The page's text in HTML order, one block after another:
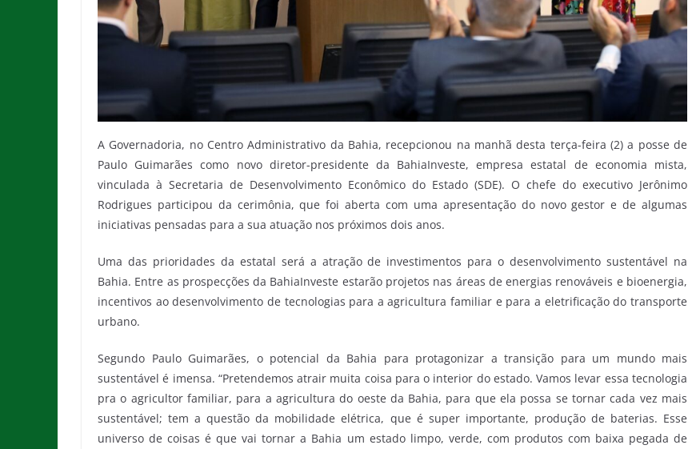
A Governadoria, no Centro Administrativo da Bahia, recepcionou na manhã desta terça-feira (2) a posse de
Paulo Guimarães como novo diretor-presidente da BahiaInveste, empresa estatal de economia mista,
vinculada à Secretaria de Desenvolvimento Econômico do Estado (SDE). O chefe do executivo Jerônimo
Rodrigues participou da cerimônia, que foi aberta com uma apresentação do novo gestor e de algumas
iniciativas pensadas para a sua atuação nos próximos dois anos.
Uma das prioridades da estatal será a atração de investimentos para o desenvolvimento sustentável na
Bahia. Entre as prospecções da BahiaInveste estarão projetos nas áreas de energias renováveis e bioenergia,
incentivos ao desenvolvimento de tecnologias para a agricultura familiar e para a eletrificação do transporte
urbano.
Segundo Paulo Guimarães, o potencial da Bahia para protagonizar a transição para um mundo mais
sustentável é imensa. “Pretendemos atrair muita coisa para o interior do estado. Vamos levar essa tecnologia
pra o agricultor familiar, para a agricultura do oeste da Bahia, para que ela possa se tornar cada vez mais
sustentável; tem a questão da mobilidade elétrica, que é super importante, produção de baterias. Esse
universo de coisas é que vai tornar a Bahia um estado limpo, verde, com produtos com baixa pegada de